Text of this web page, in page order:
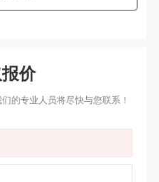
价
的专业人员将尽快与您联系！